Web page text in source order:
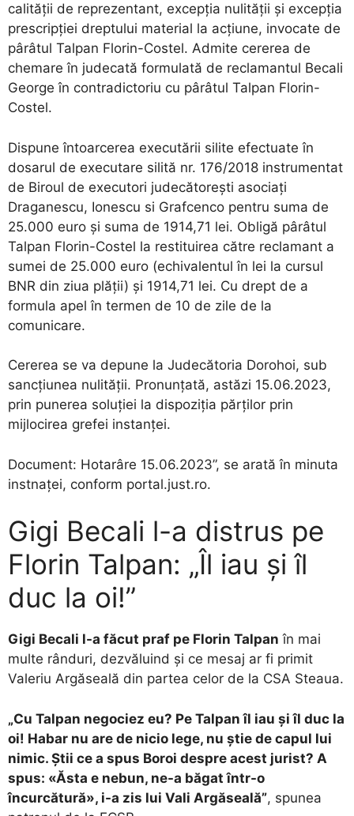
calității de reprezentant, excepția nulității și excepția
prescripției dreptului material la acțiune, invocate de
pârâtul Talpan Florin-Costel. Admite cererea de
chemare în judecată formulată de reclamantul Becali
George în contradictoriu cu pârâtul Talpan Florin-
Costel.
Dispune întoarcerea executării silite efectuate în
dosarul de executare silită nr. 176/2018 instrumentat
de Biroul de executori judecătorești asociați
Draganescu, Ionescu si Grafcenco pentru suma de
25.000 euro și suma de 1914,71 lei. Obligă pârâtul
Talpan Florin-Costel la restituirea către reclamant a
sumei de 25.000 euro (echivalentul în lei la cursul
BNR din ziua plății) și 1914,71 lei. Cu drept de a
formula apel în termen de 10 de zile de la
comunicare.
Cererea se va depune la Judecătoria Dorohoi, sub
sancţiunea nulităţii. Pronunţată, astăzi 15.06.2023,
prin punerea soluţiei la dispoziţia părţilor prin
mijlocirea grefei instanţei.
Document: Hotarâre 15.06.2023”, se arată în minuta
instnaței, conform portal.just.ro.
Gigi Becali l-a distrus pe
Florin Talpan: „Îl iau și îl
duc la oi!”
Gigi Becali l-a făcut praf pe Florin Talpan în mai
multe rânduri, dezvăluind și ce mesaj ar fi primit
Valeriu Argăseală din partea celor de la CSA Steaua.
„Cu Talpan negociez eu? Pe Talpan îl iau și îl duc la
oi! Habar nu are de nicio lege, nu știe de capul lui
nimic. Știi ce a spus Boroi despre acest jurist? A
spus: «Ăsta e nebun, ne-a băgat într-o
încurcătură», i-a zis lui Vali Argăseală”, spunea